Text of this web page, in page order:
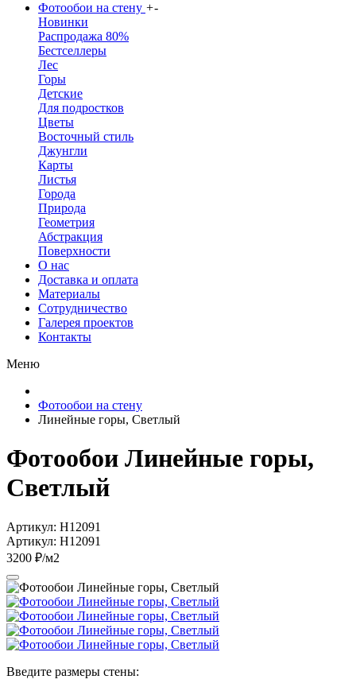
Фотообои на стену +-
Новинки
Распродажа 80%
Бестселлеры
Лес
Горы
Детские
Для подростков
Цветы
Восточный стиль
Джунгли
Карты
Листья
Города
Природа
Геометрия
Абстракция
Поверхности
О нас
Доставка и оплата
Материалы
Сотрудничество
Галерея проектов
Контакты
Меню
Фотообои на стену
Линейные горы, Светлый
Фотообои Линейные горы,
Светлый
Артикул: H12091
Артикул: H12091
3200 ₽/м2
Введите размеры стены: